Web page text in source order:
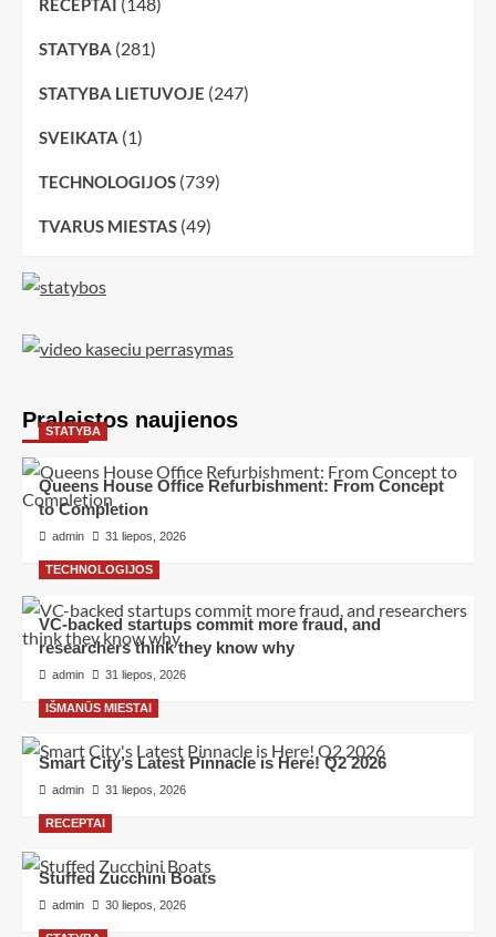
RECEPTAI
STATYBA (281)
STATYBA LIETUVOJE (247)
SVEIKATA (1)
TECHNOLOGIJOS (739)
TVARUS MIESTAS (49)
Praleistos naujienos
STATYBA
Queens House Office Refurbishment: From Concept
to Completion
admin 31 liepos, 2026
TECHNOLOGIJOS
VC-backed startups commit more fraud, and
researchers think they know why
admin 31 liepos, 2026
IŠMANŪS MIESTAI
Smart City’s Latest Pinnacle is Here! Q2 2026
admin 31 liepos, 2026
RECEPTAI
Stuffed Zucchini Boats
admin 30 liepos, 2026